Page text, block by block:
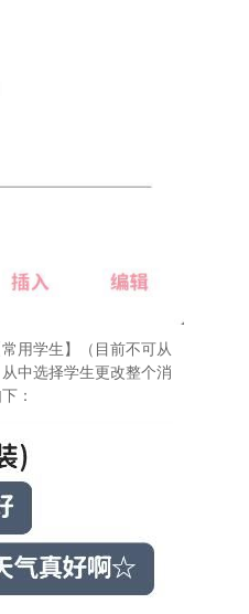
用学生】（目前不可从
中选择学生更改整个消
：